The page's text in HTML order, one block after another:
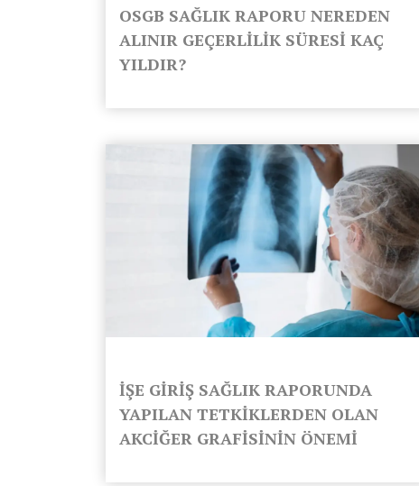
OSGB SAĞLIK RAPORU NEREDEN
ALINIR GEÇERLİLİK SÜRESİ KAÇ
YILDIR?
İŞE GİRİŞ SAĞLIK RAPORUNDA
YAPILAN TETKİKLERDEN OLAN
AKCİĞER GRAFİSİNİN ÖNEMİ